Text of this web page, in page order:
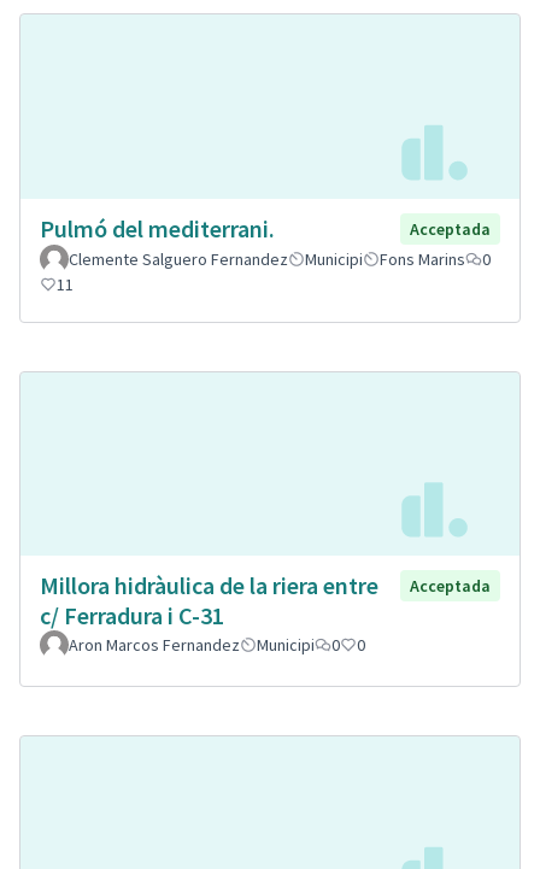
Pulmó del mediterrani.
Acceptada
Clemente Salguero Fernandez
Municipi Fons Marins
0
11
Millora hidràulica de la riera entre
c/ Ferradura i C-31
Acceptada
Aron Marcos Fernandez Municipi 0 0